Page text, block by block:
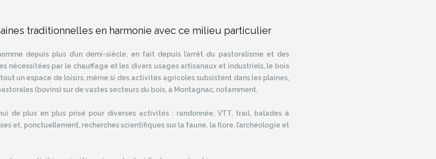
traditionnelles en harmonie avec ce milieu particulier
depuis plus d’un demi-siècle, en fait depuis l’arrêt du pastoralisme et des
nécessitées par le chauffage et les divers usages artisanaux et industriels, le bois
un espace de loisirs, même si des activités agricoles subsistent dans les plaines,
(bovins) sur de vastes secteurs du bois, à Montagnac, notamment.
de plus en plus prisé pour diverses activités : randonnée, VTT, trail, balades à
et, ponctuellement, recherches scientifiques sur la faune, la flore, l’archéologie et